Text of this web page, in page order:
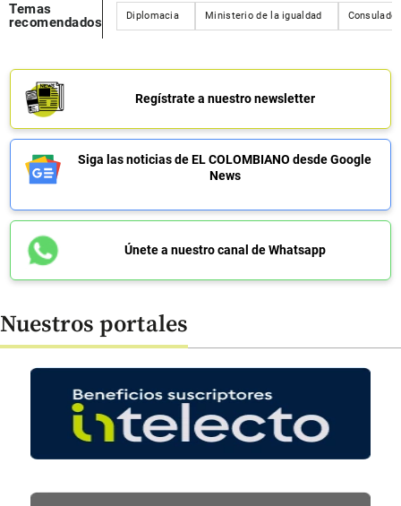
Temas
recomendados
Diplomacia Ministerio de la igualdad
Regístrate a nuestro newsletter
Siga las noticias de EL COLOMBIANO desde Google
News
Únete a nuestro canal de Whatsapp
Nuestros portales